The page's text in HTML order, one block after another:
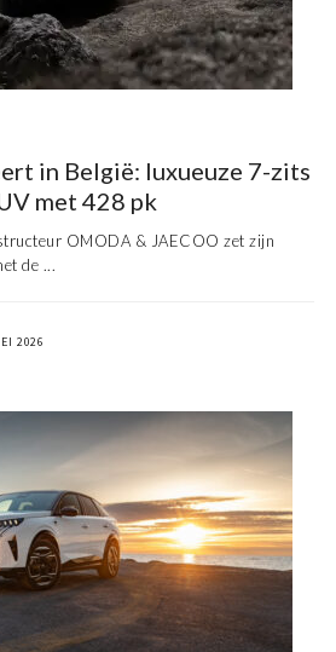
in België: luxueuze 7-zits
met 428 pk
OMODA & JAECOO zet zijn
de ...
2026